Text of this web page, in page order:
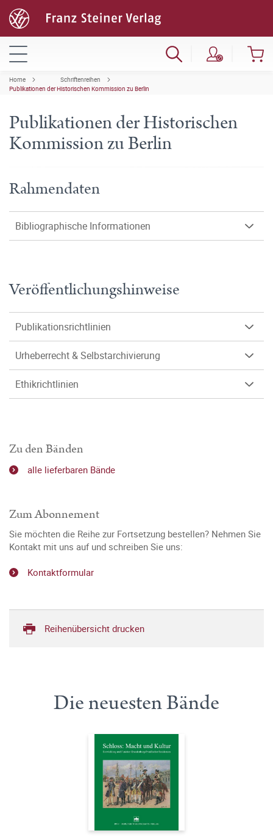
Home
Schriftenreihen
Publikationen der Historischen Kommission zu Berlin
Publikationen der Historischen
Kommission zu Berlin
Rahmendaten
Bibliographische Informationen
Veröffentlichungshinweise
Publikationsrichtlinien
Urheberrecht & Selbstarchivierung
Ethikrichtlinien
Zu den Bänden
alle lieferbaren Bände
Zum Abonnement
Sie möchten die Reihe zur Fortsetzung bestellen? Nehmen Sie
Kontakt mit uns auf und schreiben Sie uns:
Kontaktformular
Reihenübersicht drucken
Die neuesten Bände